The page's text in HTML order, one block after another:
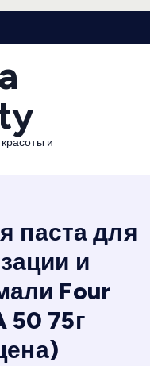
и
паста для
и
Four
50 75г